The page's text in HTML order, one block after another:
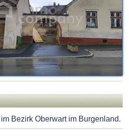
Bezirk Oberwart im Burgenland.